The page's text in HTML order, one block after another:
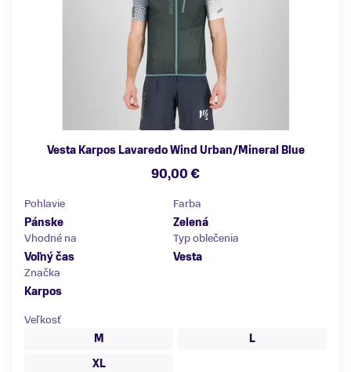
Vesta Karpos Lavaredo Wind Urban/Mineral Blue
90,00 €
Pohlavie
Pánske
Farba
Zelená
Vhodné na
Voľný čas
Typ oblečenia
Vesta
Značka
Karpos
Veľkosť
M
L
XL